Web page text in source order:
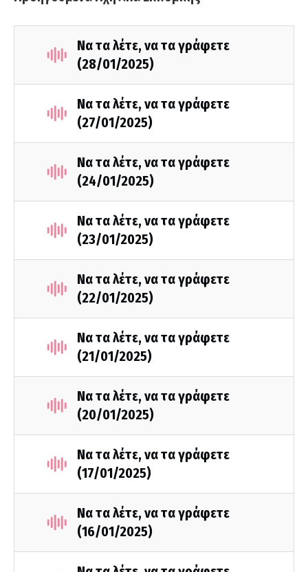
Να τα λέτε, να τα γράφετε
(28/01/2025)
Να τα λέτε, να τα γράφετε
(27/01/2025)
Να τα λέτε, να τα γράφετε
(24/01/2025)
Να τα λέτε, να τα γράφετε
(23/01/2025)
Να τα λέτε, να τα γράφετε
(22/01/2025)
Να τα λέτε, να τα γράφετε
(21/01/2025)
Να τα λέτε, να τα γράφετε
(20/01/2025)
Να τα λέτε, να τα γράφετε
(17/01/2025)
Να τα λέτε, να τα γράφετε
(16/01/2025)